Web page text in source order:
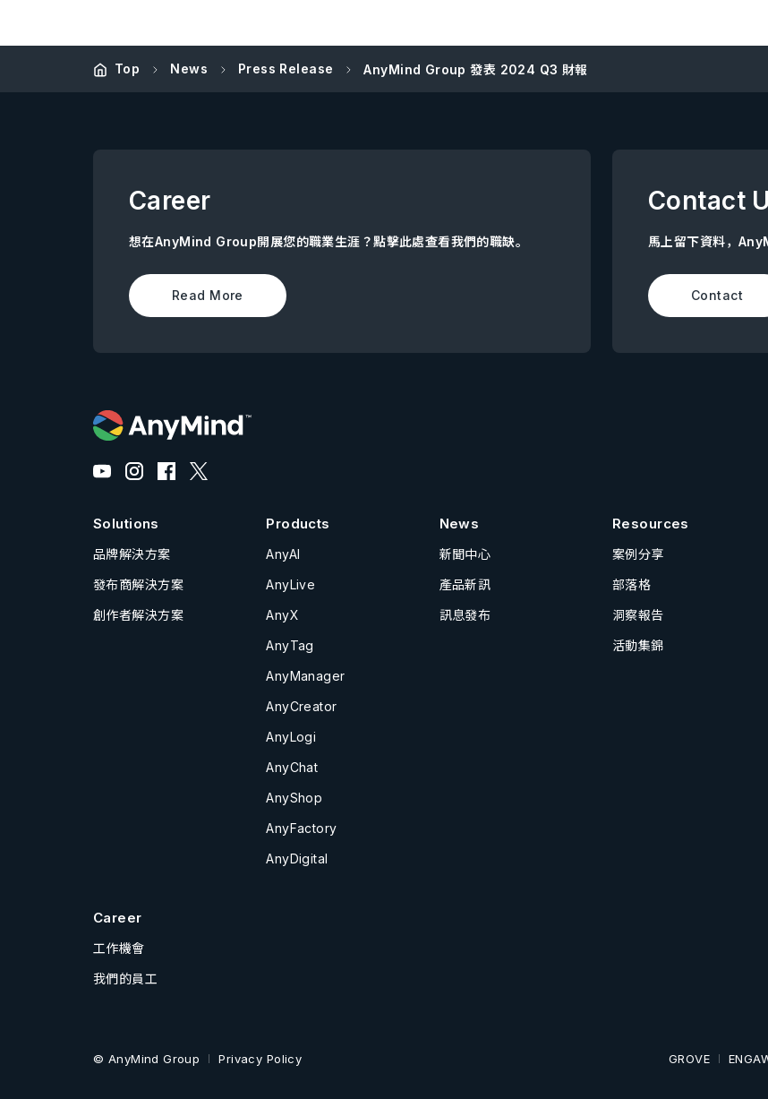
Top News Press Release AnyMind Group 發表 2024 Q3 財報
Career
想在AnyMind Group開展您的職業生涯？點擊此處查看我們的職缺。
Read More
Contact
馬上留下資料，
Contact
Solutions
品牌解決方案
發布商解決方案
創作者解決方案
Products
AnyAI
AnyLive
AnyX
AnyTag
AnyManager
AnyCreator
AnyLogi
AnyChat
AnyShop
AnyFactory
AnyDigital
News
新聞中心
產品新訊
訊息發布
Resources
案例分享
部落格
洞察報告
活動集錦
Career
工作機會
我們的員工
© AnyMind Group Privacy Policy GROVE